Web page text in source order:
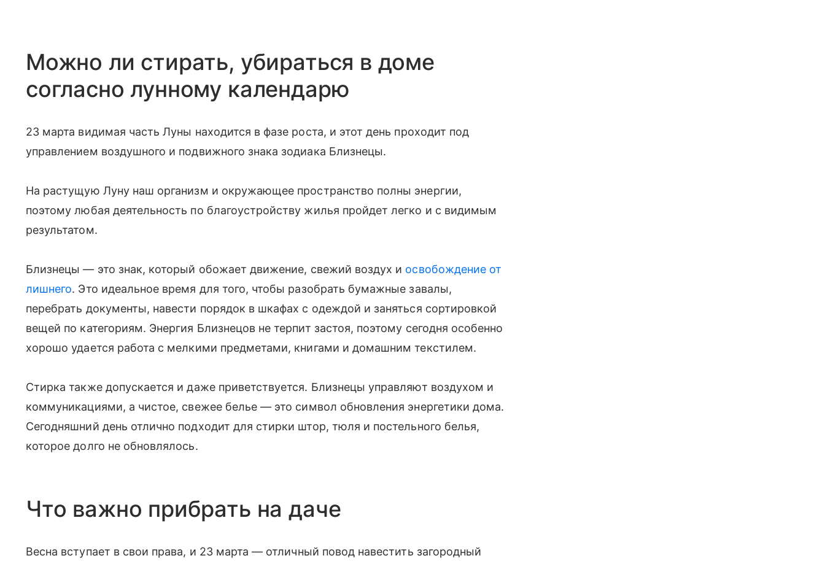
Можно ли стирать, убираться в доме
согласно лунному календарю
23 марта видимая часть Луны находится в фазе роста, и этот день проходит под
управлением воздушного и подвижного знака зодиака Близнецы.
На растущую Луну наш организм и окружающее пространство полны энергии,
поэтому любая деятельность по благоустройству жилья пройдет легко и с видимым
результатом.
Близнецы — это знак, который обожает движение, свежий воздух и освобождение от
лишнего. Это идеальное время для того, чтобы разобрать бумажные завалы,
перебрать документы, навести порядок в шкафах с одеждой и заняться сортировкой
вещей по категориям. Энергия Близнецов не терпит застоя, поэтому сегодня особенно
хорошо удается работа с мелкими предметами, книгами и домашним текстилем.
Стирка также допускается и даже приветствуется. Близнецы управляют воздухом и
коммуникациями, а чистое, свежее белье — это символ обновления энергетики дома.
Сегодняшний день отлично подходит для стирки штор, тюля и постельного белья,
которое долго не обновлялось.
Что важно прибрать на даче
Весна вступает в свои права, и 23 марта — отличный повод навестить загородный